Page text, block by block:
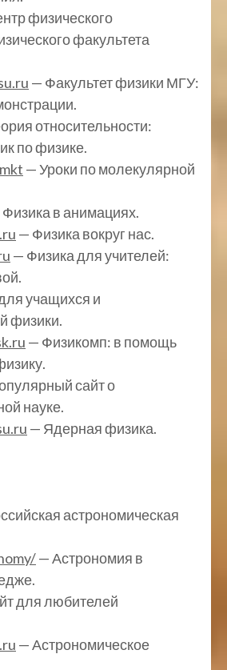
физического
факультета
— Факультет физики МГУ:
относительности:
по физике.
— Уроки по молекулярной
в анимациях.
— Физика вокруг нас.
— Физика для учителей:
учащихся и
физики.
— Физикомп: в помощь
сайт о
науке.
— Ядерная физика.
астрономическая
— Астрономия в
для любителей
— Астрономическое